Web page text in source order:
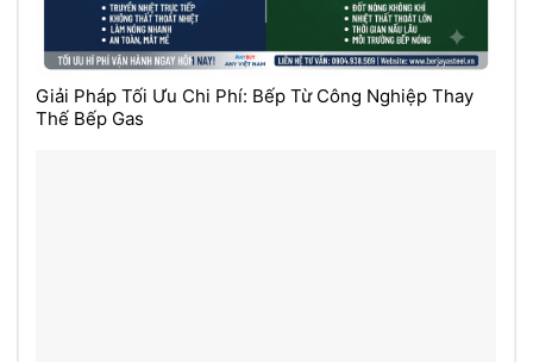
Giải Pháp Tối Ưu Chi Phí: Bếp Từ Công Nghiệp Thay
Thế Bếp Gas